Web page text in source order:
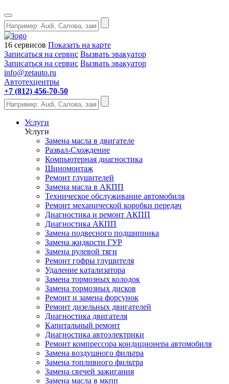
16 сервисов Показать на карте
Записаться на сервис Вызвать эвакуатор
Записаться на сервис Вызвать эвакуатор
info@zetauto.ru
Автотехцентры
+7 (812) 456-70-50
Услуги
Услуги
Замена масла в двигателе
Развал-Схождение
Компьютерная диагностика
Шиномонтаж
Ремонт глушителей
Замена масла в АКПП
Техническое обслуживание автомобиля
Ремонт механической коробки передач
Диагностика и ремонт АКПП
Диагностика АКПП
Замена подвесного подшипника
Замена жидкости ГУР
Замена рулевой тяги
Ремонт гофры глушителя
Удаление катализатора
Замена тормозных колодок
Замена тормозных дисков
Ремонт и замена форсунок
Ремонт дизельных двигателей
Диагностика двигателя
Капитальный ремонт
Диагностика автоэлектрики
Ремонт компрессора кондиционера автомобиля
Замена воздушного фильтра
Замена топливного фильтра
Замена свечей зажигания
Замена масла в мкпп